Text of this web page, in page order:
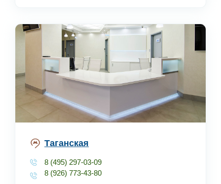
Таганская
8 (495) 297-03-09
8 (926) 773-43-80